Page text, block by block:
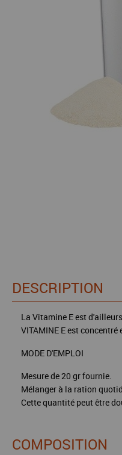
DESCRIPTION
La Vitamine E est
VITAMINE E est
MODE D'EMPLOI
Mesure de 20 gr fournie.
Mélanger à la ration
Cette quantité peut être
COMPOSITION